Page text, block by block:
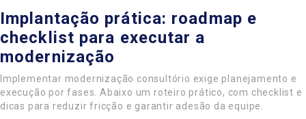
Implantação prática: roadmap e
checklist para executar a
modernização
Implementar modernização consultório exige planejamento e
execução por fases. Abaixo um roteiro prático, com checklist e
dicas para reduzir fricção e garantir adesão da equipe.